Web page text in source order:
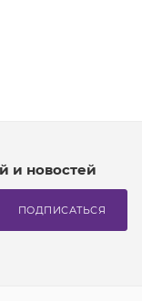
и новостей
ПОДПИСАТЬСЯ